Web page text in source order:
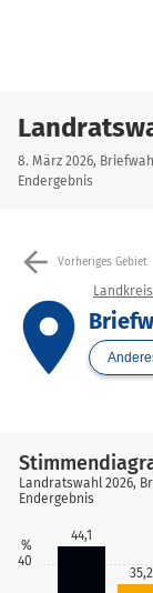
8. März 2026,
Endergebnis
arrow_back Vorheriges Gebiet
place
40
%
44,1
35,2
Landratswahl 2026,
Endergebnis